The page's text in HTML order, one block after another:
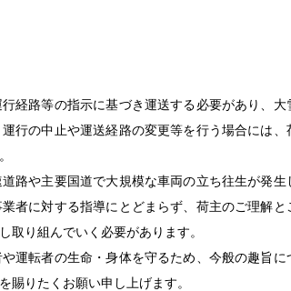
経路等の指示に基づき運送する必要があり、
行の中止や運送経路の変更等を行う場合には
路や主要国道で大規模な車両の立ち往生が発
者に対する指導にとどまらず、荷主のご理解
取り組んでいく必要があります。
運転者の生命・身体を守るため、今般の趣旨
賜りたくお願い申し上げます。